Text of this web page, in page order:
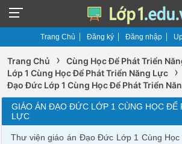
Trang Chủ Đăng ký Đăng nhập
Trang Chủ › Cùng Học Để Phát Triển
Lớp 1 Cùng Học Để Phát Triển Năng Lực ›
Đạo Đức Lớp 1 Cùng Học Để Phát Triển
GIÁO ÁN ĐẠO ĐỨC LỚP 1 CÙNG HỌC ĐỂ
LỰC
Thư viện giáo án Đạo Đức Lớp 1 Cùng Học